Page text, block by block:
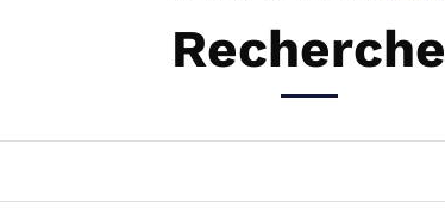
Monde
Recherche